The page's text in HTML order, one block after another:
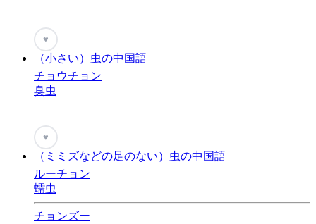
♥
（小さい）虫の中国語
チョウチョン
臭虫
♥
（ミミズなどの足のない）虫の中国語
ルーチョン
蠕虫
チョンズー